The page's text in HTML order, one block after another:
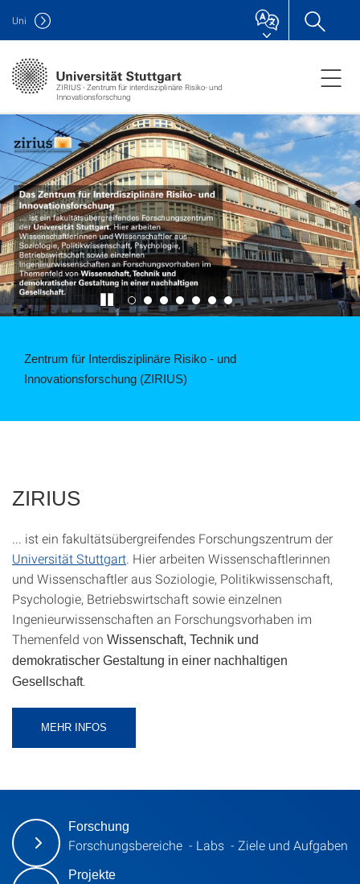
ZIRIUS - Zentrum für interdisziplinäre Risiko- und
Innovationsforschung
Uni
Zentrum für Interdisziplinäre Risiko - und
Innovationsforschung (ZIRIUS)
ZIRIUS
... ist ein fakultätsübergreifendes Forschungszentrum der
Universität Stuttgart . Hier arbeiten Wissenschaftlerinnen
und Wissenschaftler aus Soziologie, Politikwissenschaft,
Psychologie, Betriebswirtschaft sowie einzelnen
Ingenieurwissenschaften an Forschungsvorhaben im
Themenfeld von Wissenschaft, Technik und
demokratischer Gestaltung in einer nachhaltigen
Gesellschaft.
MEHR INFOS
Forschung
Forschungsbereiche - Labs - Ziele und Aufgaben
Projekte